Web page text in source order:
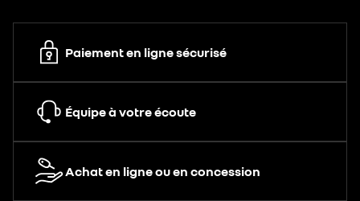
Paiement en ligne sécurisé
Équipe à votre écoute
Achat en ligne ou en concession